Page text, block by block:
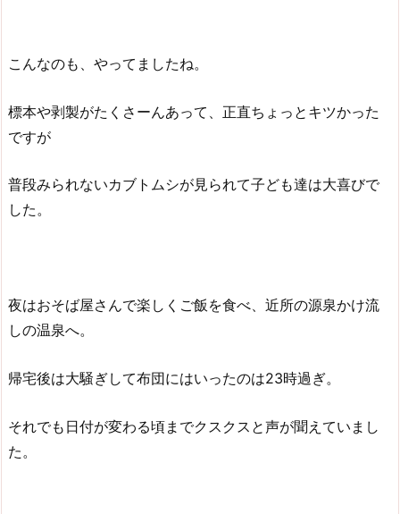
こんなのも、やってましたね。
標本や剥製がたくさーんあって、正直ちょっとキツかった
ですが
普段みられないカブトムシが見られて子ども達は大喜びで
した。
夜はおそば屋さんで楽しくご飯を食べ、近所の源泉かけ流
しの温泉へ。
帰宅後は大騒ぎして布団にはいったのは23時過ぎ。
それでも日付が変わる頃までクスクスと声が聞えていまし
た。